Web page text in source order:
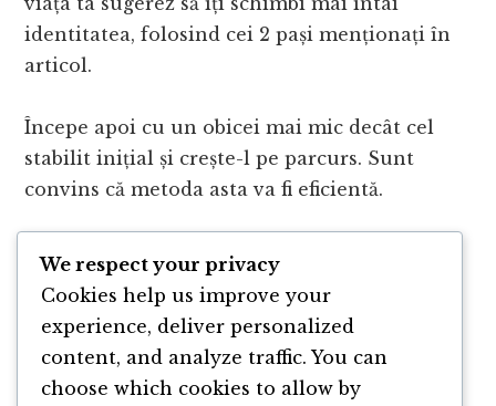
identitatea, folosind cei 2 pași menționați în
articol.
Începe apoi cu un obicei mai mic decât cel
stabilit inițial și crește-l pe parcurs. Sunt
convins că metoda asta va fi eficientă.
Despre autor
: Cosmin Crețu ajută bărbații să
se îmbrace bine și să devină cea mai bună
versiune a lor. Urmărește-l pe
stilpentrubarbati.com
We respect your privacy
Cookies help us improve your
experience, deliver personalized
content, and analyze traffic. You can
choose which cookies to allow by